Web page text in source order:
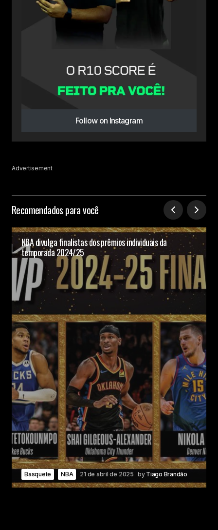
Follow on Instagram
Advertisement
Recomendados para você
NBA divulga finalistas dos prêmios individuais da
temporada 2024/25
Basquete NBA 21 de abril de 2025 by Tiago Brandão